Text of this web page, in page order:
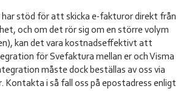
har stöd för att skicka e-fakturor direkt från
och om det rör sig om en större volym
kan det vara kostnadseffektivt att
för Svefaktura mellan er och Visma
måste dock beställas av oss via
Kontakta i så fall oss på epostadress enligt